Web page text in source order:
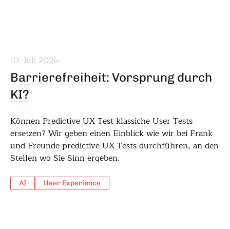
10. Juli 2026
Barrierefreiheit: Vorsprung durch
KI?
Können Predictive UX Test klassiche User Tests
ersetzen? Wir geben einen Einblick wie wir bei Frank
und Freunde predictive UX Tests durchführen, an den
Stellen wo Sie Sinn ergeben.
AI User Experience